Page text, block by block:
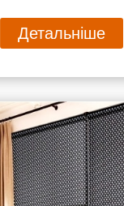
Детальніше